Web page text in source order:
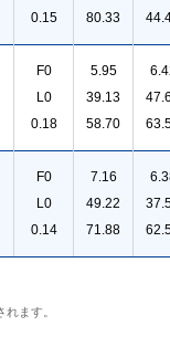
0.15
80.33
F0
L0
0.18
5.95
39.13
58.70
F0
L0
0.14
7.16
49.22
71.88
ます。